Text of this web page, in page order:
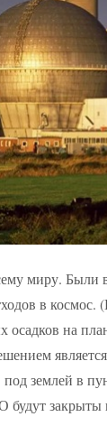
миру.
в
на
землей в
закрыты